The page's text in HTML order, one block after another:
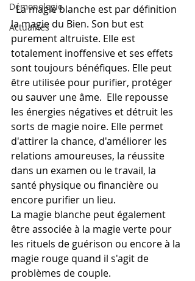
Démonologie
Actualités
  La magie blanche est par définition
la magie du Bien. Son but est
purement altruiste. Elle est
totalement inoffensive et ses effets
sont toujours bénéfiques. Elle peut
être utilisée pour purifier, protéger
ou sauver une âme.  Elle repousse
les énergies négatives et détruit les
sorts de magie noire. Elle permet
d'attirer la chance, d'améliorer les
relations amoureuses, la réussite
dans un examen ou le travail, la
santé physique ou financière ou
encore purifier un lieu.
La magie blanche peut également
être associée à la magie verte pour
les rituels de guérison ou encore à la
magie rouge quand il s'agit de
problèmes de couple.